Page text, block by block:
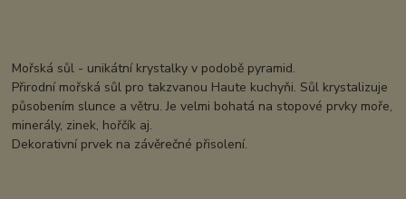
Mořská sůl - unikátní krystalky v podobě pyramid.
Přirodní mořská sůl pro takzvanou Haute kuchyňi. Sůl krystalizuje
působením slunce a větru. Je velmi bohatá na stopové prvky moře,
minerály, zinek, hořčík aj.
Dekorativní prvek na závěrečné přisolení.